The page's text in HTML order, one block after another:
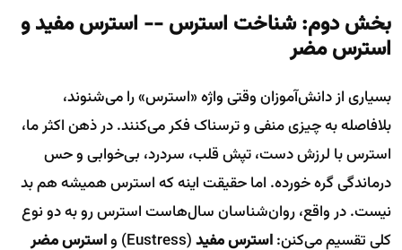
بخش دوم: شناخت استرس -- استرس مفید و
استرس مضر
بسیاری از دانش‌آموزان وقتی واژه «استرس» را می‌شنوند،
بلافاصله به چیزی منفی و ترسناک فکر می‌کنند. در ذهن اکثر ما،
استرس با لرزش دست، تپش قلب، سردرد، بی‌خوابی و حس
درماندگی گره خورده. اما حقیقت اینه که استرس همیشه هم بد
نیست. در واقع، روان‌شناسان سال‌هاست استرس رو به دو نوع
کلی تقسیم می‌کنن:استرس مفید(Eustress) و
استرس مضر